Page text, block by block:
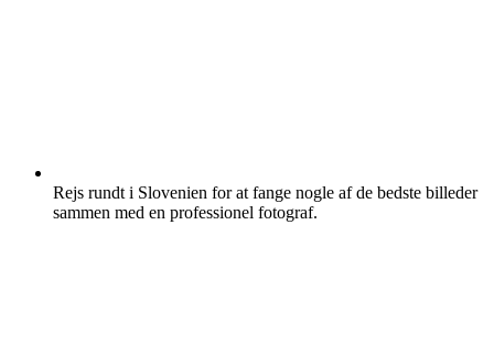
Rejs rundt i Slovenien for at fange nogle af de bedste billeder
sammen med en professionel fotograf.